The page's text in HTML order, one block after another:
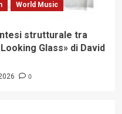
World Music
strutturale tra
Glass» di David
0